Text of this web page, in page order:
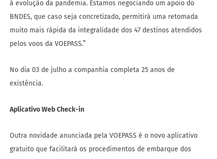
à evolução da pandemia. Estamos negociando um apoio do
BNDES, que caso seja concretizado, permitirá uma retomada
muito mais rápida da integralidade dos 47 destinos atendidos
pelos voos da VOEPASS.”
No dia 03 de julho a companhia completa 25 anos de
existência.
Aplicativo Web Check-in
Outra novidade anunciada pela VOEPASS é o novo aplicativo
gratuito que facilitará os procedimentos de embarque dos